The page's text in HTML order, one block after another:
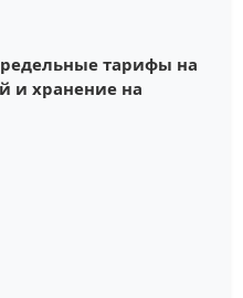
тарифы на
и хранение на